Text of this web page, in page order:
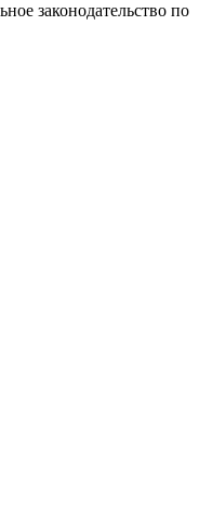
законодательство по